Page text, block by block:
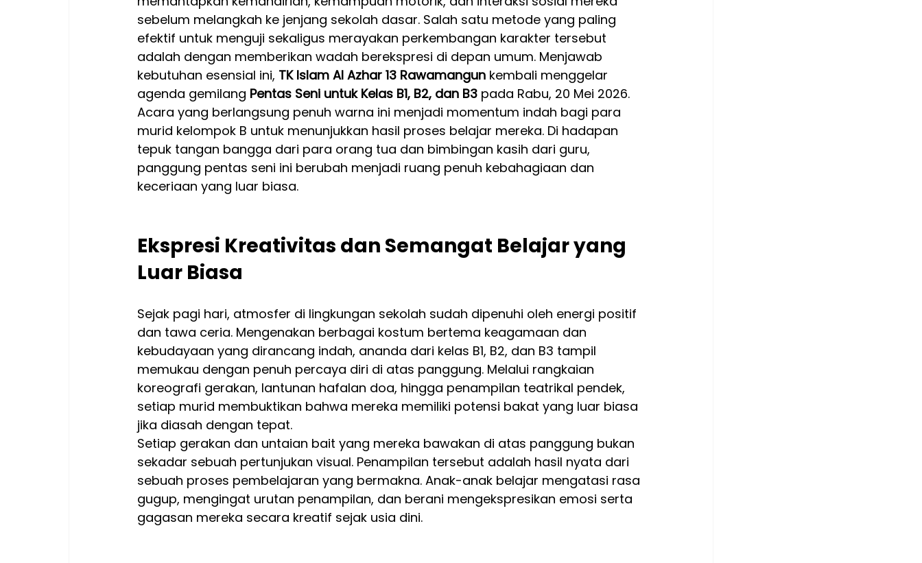
sebelum melangkah ke jenjang sekolah dasar. Salah satu metode yang paling
efektif untuk menguji sekaligus merayakan perkembangan karakter tersebut
adalah dengan memberikan wadah berekspresi di depan umum. Menjawab
kebutuhan esensial ini, TK Islam Al Azhar 13 Rawamangun kembali menggelar
agenda gemilang Pentas Seni untuk Kelas B1, B2, dan B3 pada Rabu, 20 Mei 2026.
Acara yang berlangsung penuh warna ini menjadi momentum indah bagi para
murid kelompok B untuk menunjukkan hasil proses belajar mereka. Di hadapan
tepuk tangan bangga dari para orang tua dan bimbingan kasih dari guru,
panggung pentas seni ini berubah menjadi ruang penuh kebahagiaan dan
keceriaan yang luar biasa.
Ekspresi Kreativitas dan Semangat Belajar yang
Luar Biasa
Sejak pagi hari, atmosfer di lingkungan sekolah sudah dipenuhi oleh energi positif
dan tawa ceria. Mengenakan berbagai kostum bertema keagamaan dan
kebudayaan yang dirancang indah, ananda dari kelas B1, B2, dan B3 tampil
memukau dengan penuh percaya diri di atas panggung. Melalui rangkaian
koreografi gerakan, lantunan hafalan doa, hingga penampilan teatrikal pendek,
setiap murid membuktikan bahwa mereka memiliki potensi bakat yang luar biasa
jika diasah dengan tepat.
Setiap gerakan dan untaian bait yang mereka bawakan di atas panggung bukan
sekadar sebuah pertunjukan visual. Penampilan tersebut adalah hasil nyata dari
sebuah proses pembelajaran yang bermakna. Anak-anak belajar mengatasi rasa
gugup, mengingat urutan penampilan, dan berani mengekspresikan emosi serta
gagasan mereka secara kreatif sejak usia dini.